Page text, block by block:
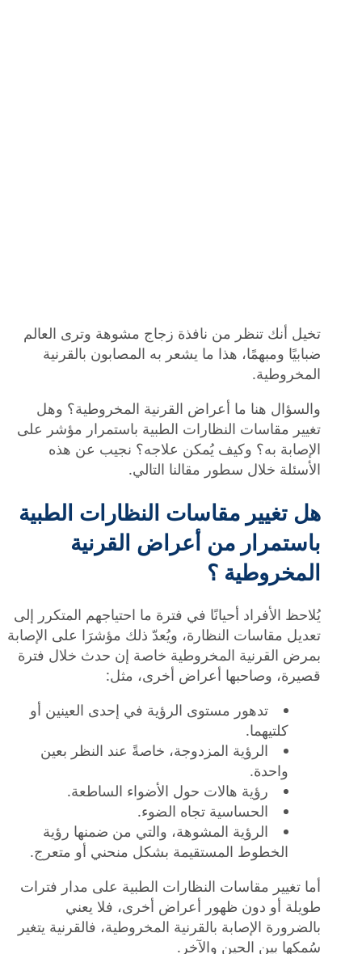
تخيل أنك تنظر من نافذة زجاج مشوهة وترى العالم
ضبابيًا ومبهمًا، هذا ما يشعر به المصابون بالقرنية
المخروطية.
والسؤال هنا ما أعراض القرنية المخروطية؟ وهل
تغيير مقاسات النظارات الطبية باستمرار مؤشر على
الإصابة به؟ وكيف يُمكن علاجه؟ نجيب عن هذه
الأسئلة خلال سطور مقالنا التالي.
هل تغيير مقاسات النظارات الطبية
باستمرار من أعراض القرنية
المخروطية ؟
يُلاحظ الأفراد أحيانًا في فترة ما احتياجهم المتكرر إلى
تعديل مقاسات النظارة، ويُعدّ ذلك مؤشرَا على الإصابة
بمرض القرنية المخروطية خاصة إن حدث خلال فترة
قصيرة، وصاحبها أعراض أخرى، مثل:
تدهور مستوى الرؤية في إحدى العينين أو
كلتيهما.
الرؤية المزدوجة، خاصةً عند النظر بعين
واحدة.
رؤية هالات حول الأضواء الساطعة.
الحساسية تجاه الضوء.
الرؤية المشوهة، والتي من ضمنها رؤية
الخطوط المستقيمة بشكل منحني أو متعرج.
أما تغيير مقاسات النظارات الطبية على مدار فترات
طويلة أو دون ظهور أعراض أخرى، فلا يعني
بالضرورة الإصابة بالقرنية المخروطية، فالقرنية يتغير
سُمكها بين الحين والآخر.